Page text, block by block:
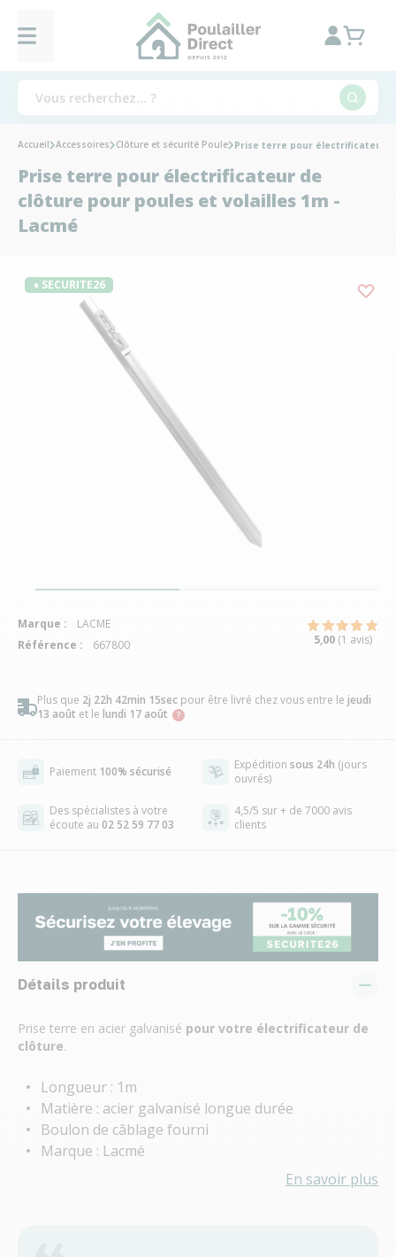
Plus que 2j 22h 42min 14sec pour être livré chez vous entre le jeudi
13 août et le lundi 17 août
Paiement 100% sécurisé Expédition sous 24h (jours
ouvrés)
Des spécialistes à votre
écoute au 02 52 59 77 03
4,5/5 sur + de 7000 avis
clients
Détails produit
Prise terre en acier galvanisé pour votre électrificateur de
clôture.
Longueur : 1m
Matière : acier galvanisé longue durée
Boulon de câblage fourni
Marque : Lacmé
En savoir plus
Accueil Accessoires Clôture et sécurité Poule Prise terre pour électrificateur
Prise terre pour électrificateur de
clôture pour poules et volailles 1m -
Lacmé
♦ SECURITE26
Marque :
LACME
Référence :
667800 5,00 (1 avis)